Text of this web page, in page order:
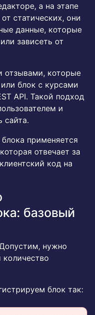
а на этапе
статических, они
данные, которые
зависеть от
отзывами, которые
блок с курсами
API. Такой подход
и
сайта.
применяется
отвечает за
код на
базовый
нужно
блок так: